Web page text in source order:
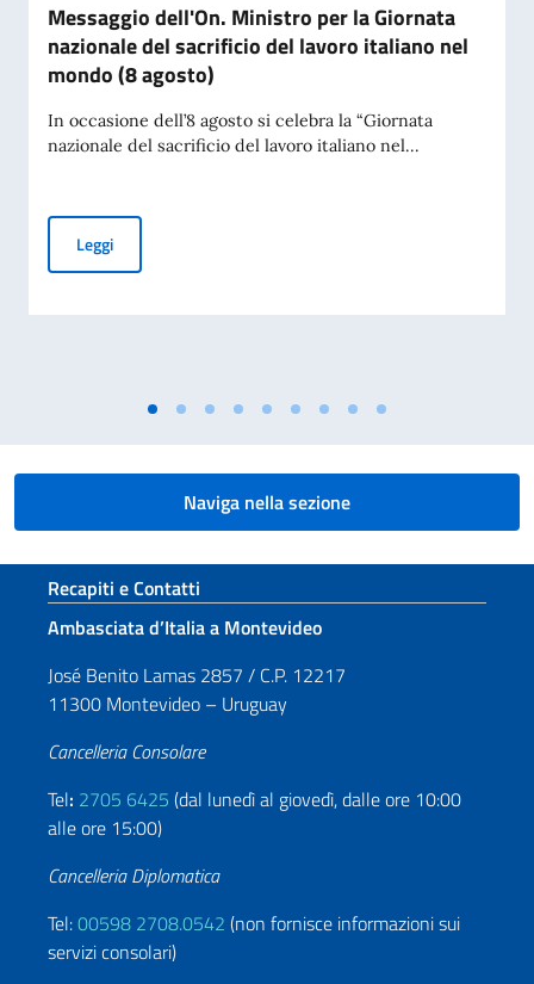
Messaggio dell'On. Ministro per la Giornata
nazionale del sacrificio del lavoro italiano nel
mondo (8 agosto)
In occasione dell’8 agosto si celebra la “Giornata
nazionale del sacrificio del lavoro italiano nel...
LeggiMessaggio dell'On. Ministro per la Giornata nazionale del
Naviga nella sezione
Sezione footer
Recapiti e Contatti
Ambasciata d’Italia a Montevideo
José Benito Lamas 2857 / C.P. 12217
11300 Montevideo – Uruguay
Cancelleria Consolare
Tel: 2705 6425 (dal lunedì al giovedì, dalle ore 10:00
alle ore 15:00)
Cancelleria Diplomatica
Tel:00598 2708.0542 (non fornisce informazioni sui
servizi consolari)